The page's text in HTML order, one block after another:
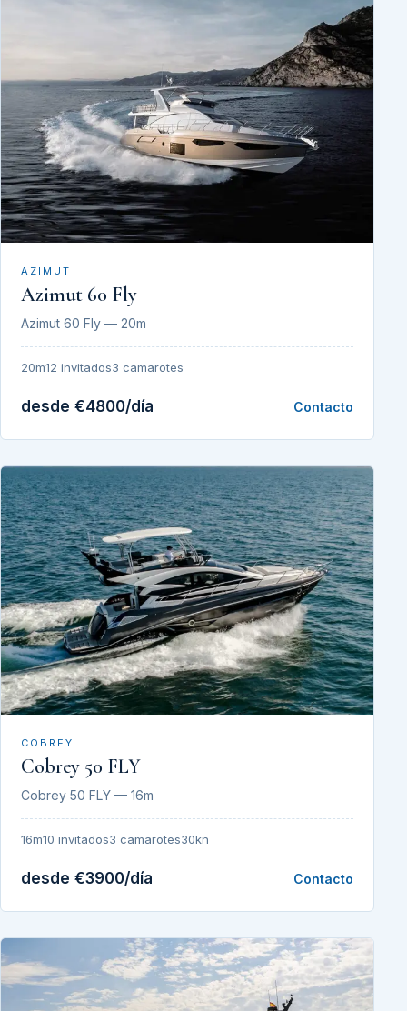
AZIMUT
Azimut 60 Fly
Azimut 60 Fly — 20m
20m12 invitados3 camarotes
desde €4800/día Contacto
COBREY
Cobrey 50 FLY
Cobrey 50 FLY — 16m
16m10 invitados3 camarotes30kn
desde €3900/día Contacto